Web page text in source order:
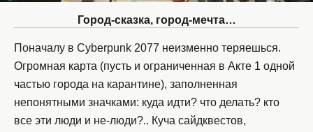
Город-сказка, город-мечта…
Поначалу в Cyberpunk 2077 неизменно теряешься.
Огромная карта (пусть и ограниченная в Акте 1 одной
частью города на карантине), заполненная
непонятными значками: куда идти? что делать? кто
все эти люди и не-люди?.. Куча сайдквестов,